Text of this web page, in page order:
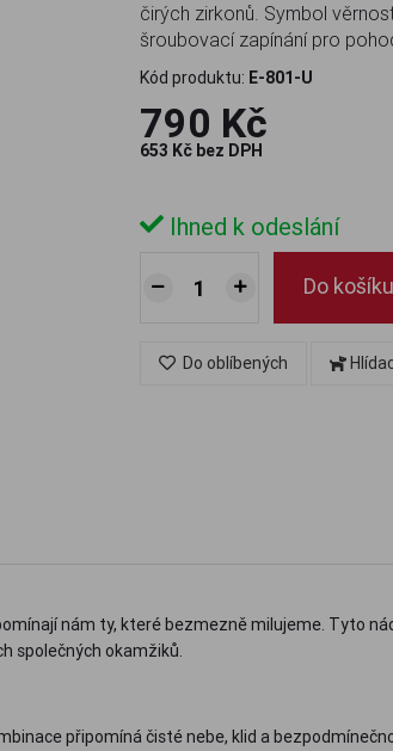
čirých zirkonů. Symbol
šroubovací zapínání pro
Kód produktu: E-801-U
790 Kč
653 Kč bez DPH
Ihned k odeslání
Do košíku
Do oblíbených
nám ty, které bezmezně milujeme. Tyto
společných okamžiků.
připomíná čisté nebe, klid a